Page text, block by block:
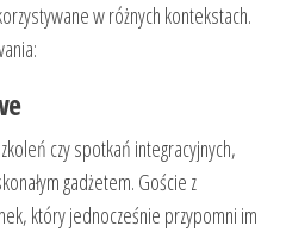
w różnych kontekstach.
czy spotkań integracyjnych,
gadżetem. Goście z
który jednocześnie przypomni im